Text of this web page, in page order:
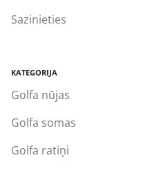
Sazinieties
KATEGORIJA
Golfa nūjas
Golfa somas
Golfa ratiņi